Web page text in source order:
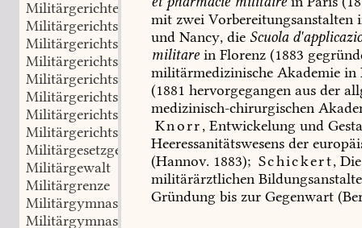
Militärgerichte
Militärgerichtsbarkeit
Militärgerichtsdienst
Militärgerichtsherr
Militärgerichtsordnung
Militärgerichtsschreiber
Militärgerichtsstand
Militärgerichtswesen
Militärgesetzgebung
Militärgewalt
Militärgrenze
Militärgymnasien
Militärgymnastik
mit zwei Vorbereitungsanstalten
und Nancy, die Scuola
militare in Florenz (1883
militärmedizinische Akademie in
(1881 hervorgegangen aus der
medizinisch-chirurgischen
Knorr,Entwickelung und
Heeressanitätswesens der
(Hannov. 1883); Schickert,Die
militärärztlichen
Gründung bis zur Gegenwart